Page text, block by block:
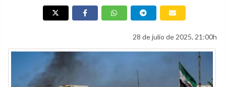
28 de julio de 2025, 21:00h